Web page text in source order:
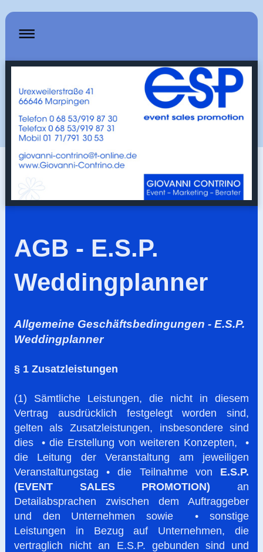
AGB - E.S.P.
Weddingplanner
Allgemeine Geschäftsbedingungen - E.S.P.
Weddingplanner
§ 1 Zusatzleistungen
(1) Sämtliche Leistungen, die nicht in diesem
Vertrag ausdrücklich festgelegt worden sind,
gelten als Zusatzleistungen, insbesondere sind
dies • die Erstellung von weiteren Konzepten, •
die Leitung der Veranstaltung am jeweiligen
Veranstaltungstag • die Teilnahme von E.S.P.
(EVENT SALES PROMOTION) an
Detailabsprachen zwischen dem Auftraggeber
und den Unternehmen sowie • sonstige
Leistungen in Bezug auf Unternehmen, die
vertraglich nicht an E.S.P. gebunden sind und